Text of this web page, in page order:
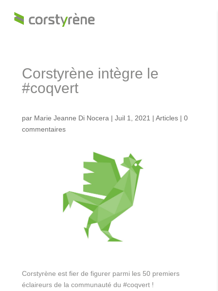
Corstyrène intègre le
#coqvert
par Marie Jeanne Di Nocera | Juil 1, 2021 | Articles| 0
commentaires
Corstyrène est fier de figurer parmi les 50 premiers
éclaireurs de la communauté du #coqvert !